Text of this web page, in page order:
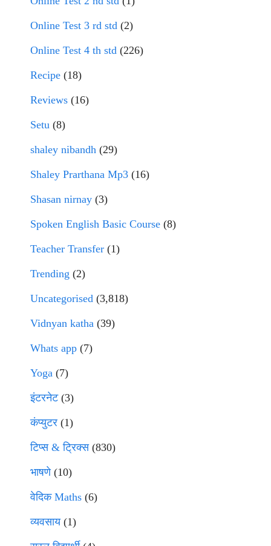
Online Test 3 rd std (2)
Online Test 4 th std (226)
Recipe (18)
Reviews (16)
Setu (8)
shaley nibandh (29)
Shaley Prarthana Mp3 (16)
Shasan nirnay (3)
Spoken English Basic Course (8)
Teacher Transfer (1)
Trending (2)
Uncategorised (3,818)
Vidnyan katha (39)
Whats app (7)
Yoga (7)
इंटरनेट(3)
कंप्युटर (1)
टिप्स & ट्रिक्स(830)
भाषणे(10)
वेदिक Maths (6)
व्यवसाय(1)